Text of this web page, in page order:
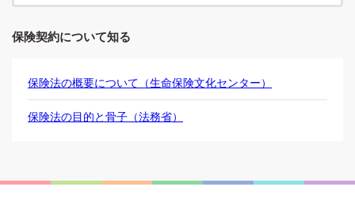
保険契約について知る
保険法の概要について（生命保険文化センター）
保険法の目的と骨子（法務省）